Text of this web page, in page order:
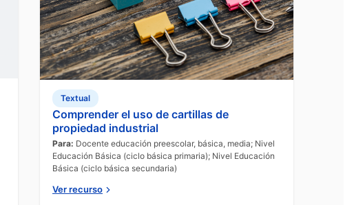
Textual
Comprender el uso de cartillas de
propiedad industrial
Para: Docente educación preescolar, básica, media; Nivel
Educación Básica (ciclo básica primaria); Nivel Educación
Básica (ciclo básica secundaria)
Ver recurso